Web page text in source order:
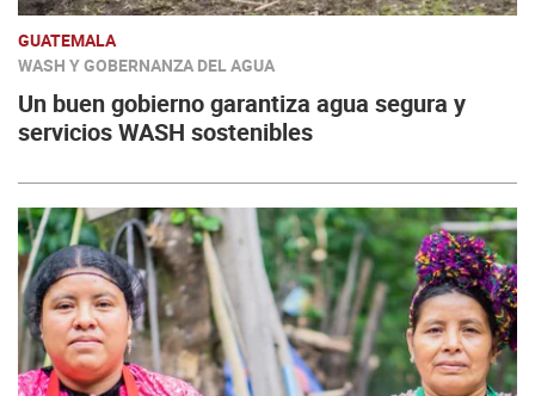
GUATEMALA
WASH Y GOBERNANZA DEL AGUA
Un buen gobierno garantiza agua segura y
servicios WASH sostenibles